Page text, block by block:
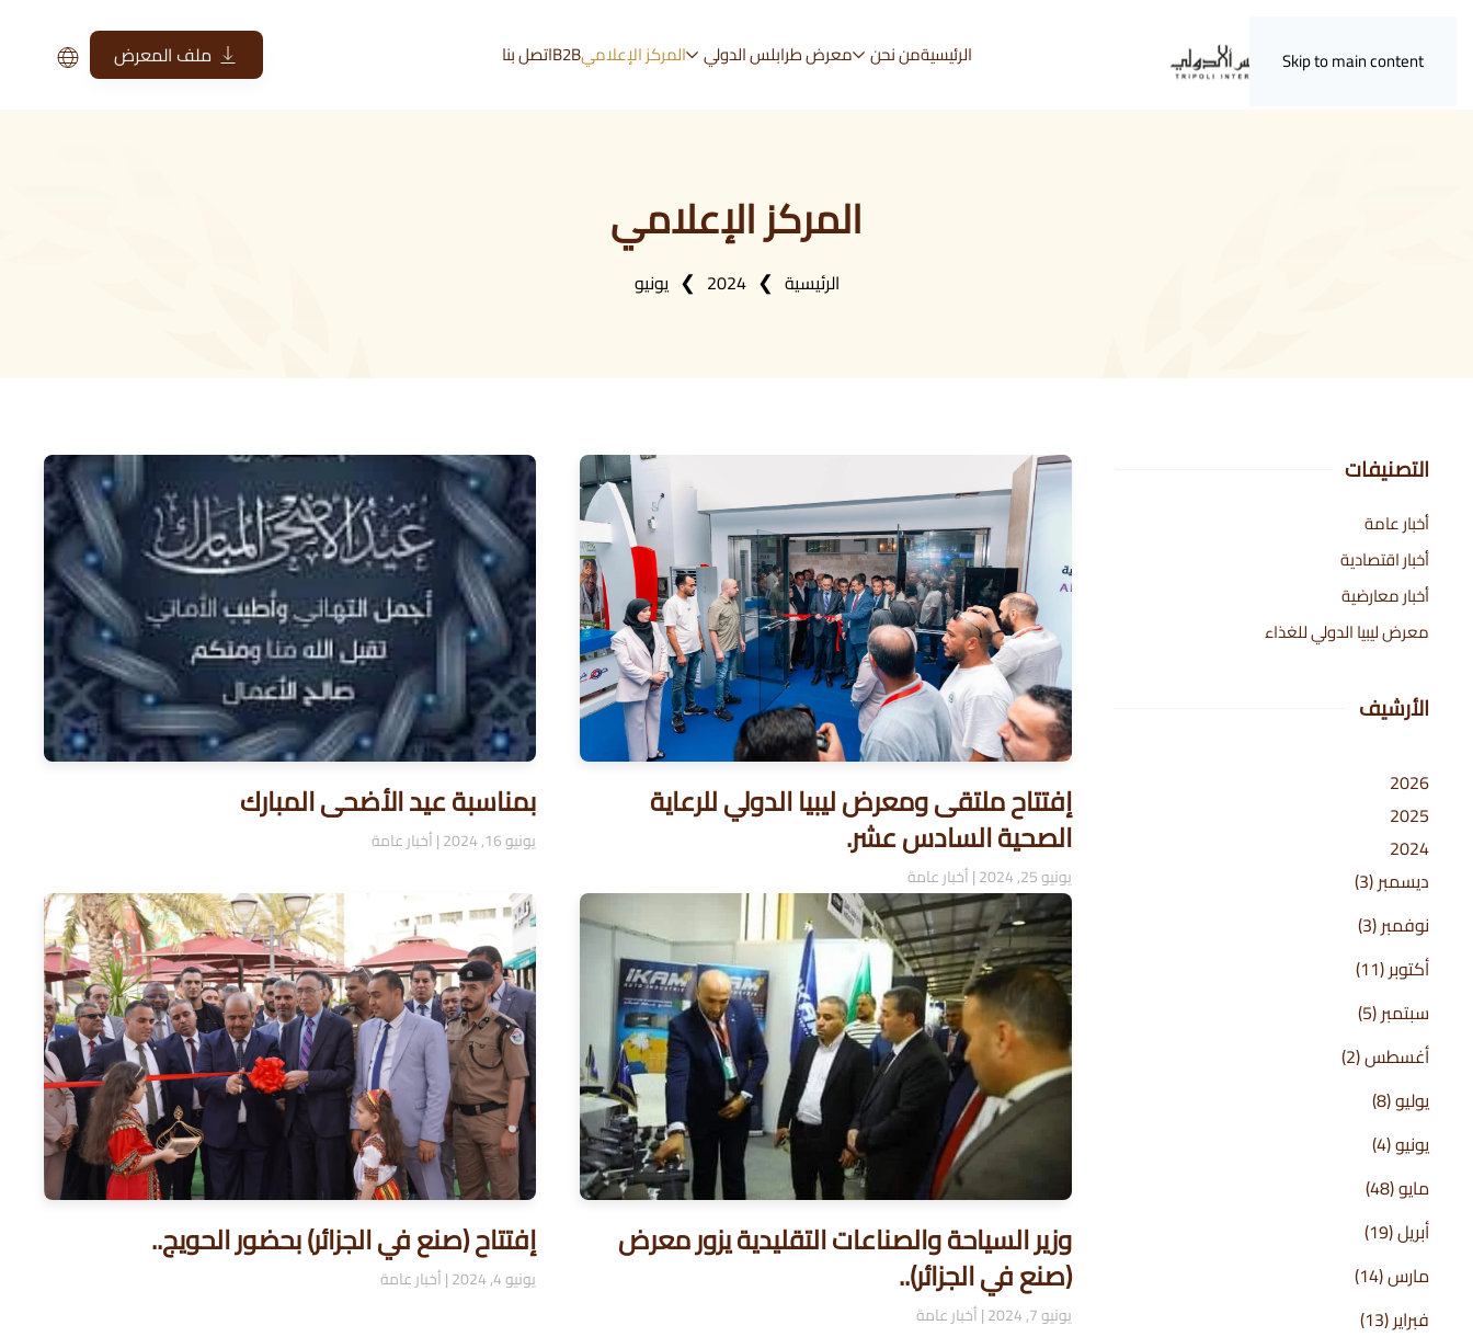
Skip to main content الرئيسيةمن نحن معرض طرابلس الدولي المركز الإعلاميB2Bاتصل بنا ملف المعرض
المركز الإعلامي
الرئيسية 2024 يونيو
التصنيفات
أخبار عامة
أخبار اقتصادية
أخبار معارضية
معرض ليبيا الدولي للغذاء
الأرشيف
2026
2025
2024
ديسمبر(3)
نوفمبر(3)
أكتوبر(11)
سبتمبر(5)
أغسطس(2)
يوليو(8)
يونيو(4)
مايو(48)
أبريل(19)
مارس(14)
فبراير(13)
إفتتاح ملتقى ومعرض ليبيا الدولي للرعاية
الصحية السادس عشر.
يونيو 25, 2024 |أخبار عامة
بمناسبة عيد الأضحى المبارك
يونيو 16, 2024 |أخبار عامة
وزير السياحة والصناعات التقليدية يزور معرض
(صنع في الجزائر)..
يونيو 7, 2024 |أخبار عامة
إفتتاح (صنع في الجزائر) بحضور الحويج..
يونيو 4, 2024 |أخبار عامة